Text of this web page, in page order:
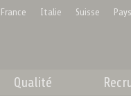
France Italie Suisse
Qualité